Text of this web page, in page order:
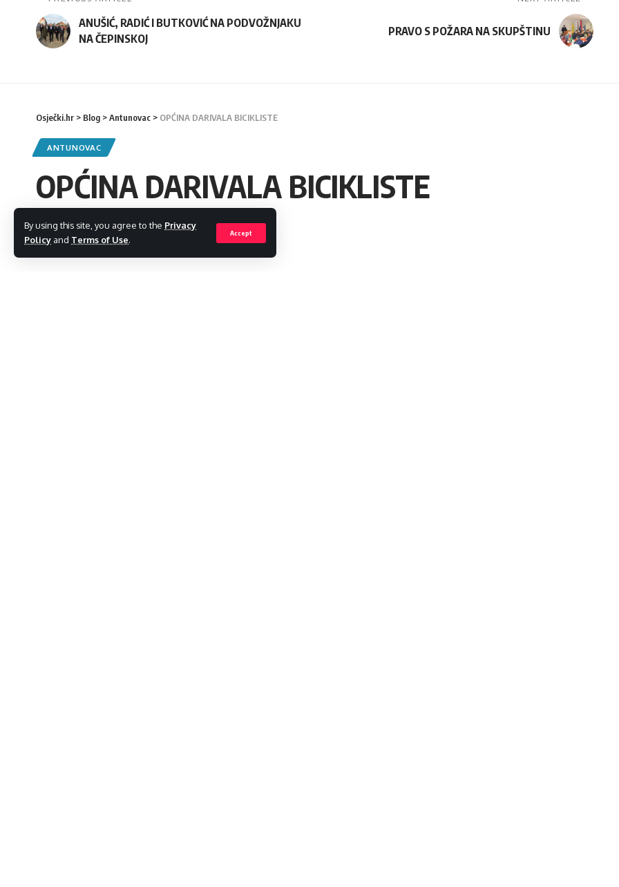
By using this site, you agree to the Privacy
Policy and Terms of Use.
Accept
ANUŠIĆ, RADIĆ I BUTKOVIĆ NA PODVOŽNJAKU
NA ČEPINSKOJ
PRAVO S POŽARA NA SKUPŠTINU
Osječki.hr > Blog >Antunovac > OPĆINA DARIVALA BICIKLISTE
ANTUNOVAC
OPĆINA DARIVALA BICIKLISTE
Last updated: 2023/04/24 at 6:16 PM
admin